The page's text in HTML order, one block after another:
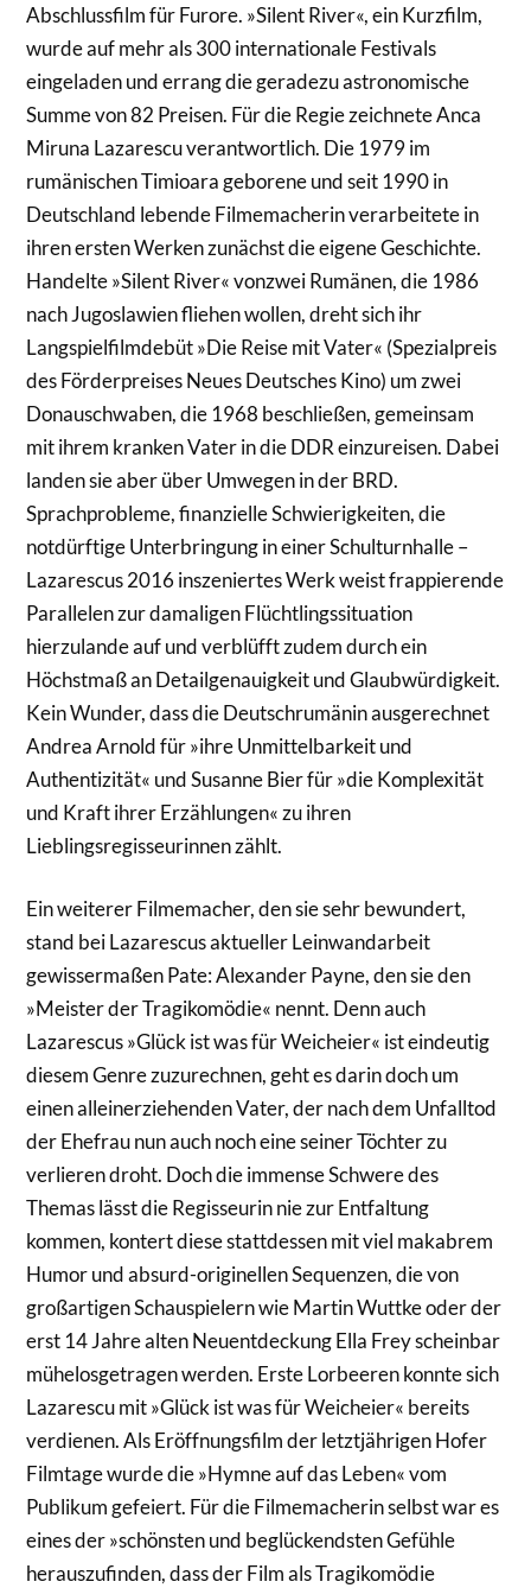
Abschlussfilm für Furore. »Silent River«, ein Kurzfilm,
wurde auf mehr als 300 internationale Festivals
eingeladen und errang die geradezu astronomische
Summe von 82 Preisen. Für die Regie zeichnete Anca
Miruna Lazarescu verantwortlich. Die 1979 im
rumänischen Timioara geborene und seit 1990 in
Deutschland lebende Filmemacherin verarbeitete in
ihren ersten Werken zunächst die eigene Geschichte.
Handelte »Silent River« vonzwei Rumänen, die 1986
nach Jugoslawien fliehen wollen, dreht sich ihr
Langspielfilmdebüt »Die Reise mit Vater« (Spezialpreis
des Förderpreises Neues Deutsches Kino) um zwei
Donauschwaben, die 1968 beschließen, gemeinsam
mit ihrem kranken Vater in die DDR einzureisen. Dabei
landen sie aber über Umwegen in der BRD.
Sprachprobleme, finanzielle Schwierigkeiten, die
notdürftige Unterbringung in einer Schulturnhalle –
Lazarescus 2016 inszeniertes Werk weist frappierende
Parallelen zur damaligen Flüchtlingssituation
hierzulande auf und verblüfft zudem durch ein
Höchstmaß an Detailgenauigkeit und Glaubwürdigkeit.
Kein Wunder, dass die Deutschrumänin ausgerechnet
Andrea Arnold für »ihre Unmittelbarkeit und
Authentizität« und Susanne Bier für »die Komplexität
und Kraft ihrer Erzählungen« zu ihren
Lieblingsregisseurinnen zählt.
Ein weiterer Filmemacher, den sie sehr bewundert,
stand bei Lazarescus aktueller Leinwandarbeit
gewissermaßen Pate: Alexander Payne, den sie den
»Meister der Tragikomödie« nennt. Denn auch
Lazarescus »Glück ist was für Weicheier« ist eindeutig
diesem Genre zuzurechnen, geht es darin doch um
einen alleinerziehenden Vater, der nach dem Unfalltod
der Ehefrau nun auch noch eine seiner Töchter zu
verlieren droht. Doch die immense Schwere des
Themas lässt die Regisseurin nie zur Entfaltung
kommen, kontert diese stattdessen mit viel makabrem
Humor und absurd-originellen Sequenzen, die von
großartigen Schauspielern wie Martin Wuttke oder der
erst 14 Jahre alten Neuentdeckung Ella Frey scheinbar
mühelosgetragen werden. Erste Lorbeeren konnte sich
Lazarescu mit »Glück ist was für Weicheier« bereits
verdienen. Als Eröffnungsfilm der letztjährigen Hofer
Filmtage wurde die »Hymne auf das Leben« vom
Publikum gefeiert. Für die Filmemacherin selbst war es
eines der »schönsten und beglückendsten Gefühle
herauszufinden, dass der Film als Tragikomödie